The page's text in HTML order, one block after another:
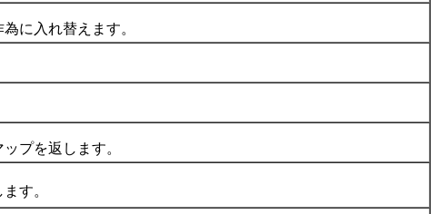
に入れ替えます。
プを返します。
す。